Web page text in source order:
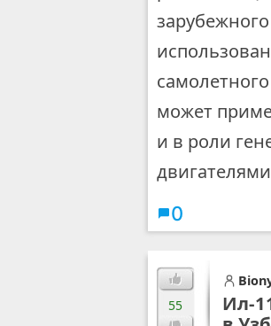
может
и в роли
0
55
Ил-